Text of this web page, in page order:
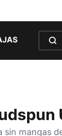
sin mangas